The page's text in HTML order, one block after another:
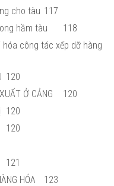
cho tàu 117
hầm tàu
118
công tác xếp dỡ hàng
120
Ở CẢNG
120
120
120
121
HÓA
123